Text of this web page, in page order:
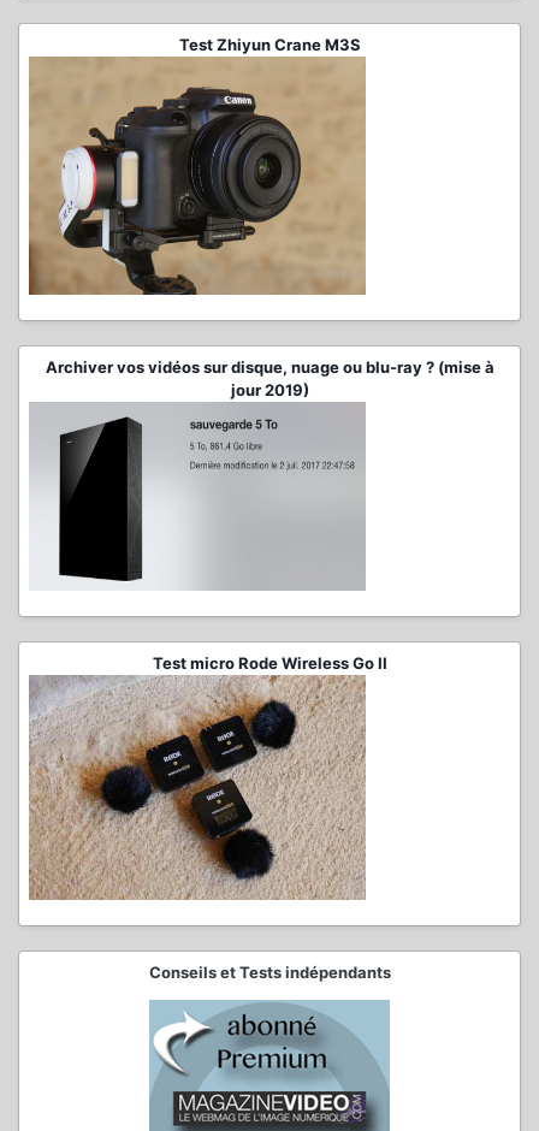
Test Zhiyun Crane M3S
Archiver vos vidéos sur disque, nuage ou blu-ray ? (mise à
jour 2019)
Test micro Rode Wireless Go II
Conseils et Tests indépendants